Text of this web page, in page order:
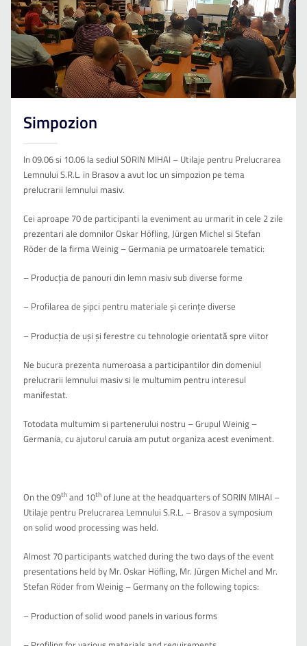
Simpozion
In 09.06 si 10.06 la sediul SORIN MIHAI – Utilaje pentru Prelucrarea
Lemnului S.R.L. in Brasov a avut loc un simpozion pe tema
prelucrarii lemnului masiv.
Cei aproape 70 de participanti la eveniment au urmarit in cele 2 zile
prezentari ale domnilor Oskar Höfling, Jürgen Michel si Stefan
Röder de la firma Weinig – Germania pe urmatoarele tematici:
– Producția de panouri din lemn masiv sub diverse forme
– Profilarea de șipci pentru materiale și cerințe diverse
– Producția de uși și ferestre cu tehnologie orientată spre viitor
Ne bucura prezenta numeroasa a participantilor din domeniul
prelucrarii lemnului masiv si le multumim pentru interesul
manifestat.
Totodata multumim si partenerului nostru – Grupul Weinig –
Germania, cu ajutorul caruia am putut organiza acest eveniment.
On the 09thand 10thof June at the headquarters of SORIN MIHAI –
Utilaje pentru Prelucrarea Lemnului S.R.L. – Brasov a symposium
on solid wood processing was held.
Almost 70 participants watched during the two days of the event
presentations held by Mr. Oskar Höfling, Mr. Jürgen Michel and Mr.
Stefan Röder from Weinig – Germany on the following topics:
– Production of solid wood panels in various forms